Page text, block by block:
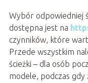
Wybór odpowiedniej
dostępna jest na
czynników, które
Przede wszystkim
ścieżki – dla osób
modele, podczas